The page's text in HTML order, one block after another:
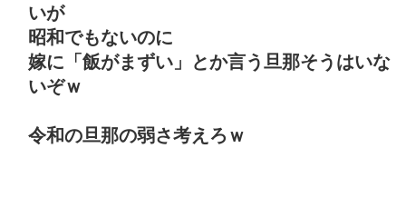
いが
昭和でもないのに
嫁に「飯がまずい」とか言う旦那そうはいな
いぞｗ
令和の旦那の弱さ考えろｗ